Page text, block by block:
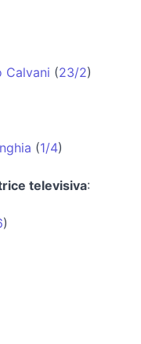
Calvani (23/2)
(1/4)
televisiva:
)